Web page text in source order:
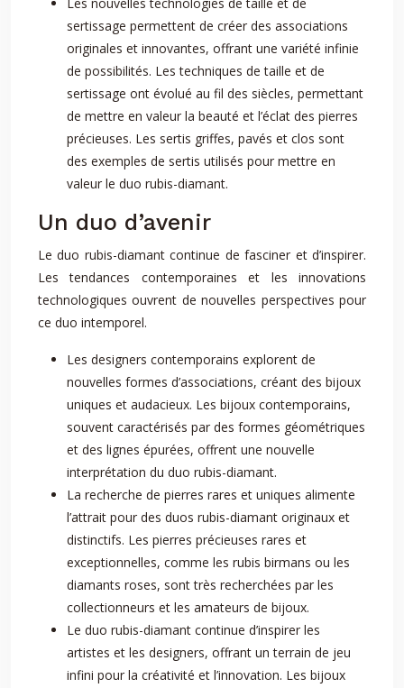
sertissage permettent de créer des associations
originales et innovantes, offrant une variété infinie
de possibilités. Les techniques de taille et de
sertissage ont évolué au fil des siècles, permettant
de mettre en valeur la beauté et l’éclat des pierres
précieuses. Les sertis griffes, pavés et clos sont
des exemples de sertis utilisés pour mettre en
valeur le duo rubis-diamant.
Un duo d’avenir
Le duo rubis-diamant continue de fasciner et d’inspirer.
Les tendances contemporaines et les innovations
technologiques ouvrent de nouvelles perspectives pour
ce duo intemporel.
Les designers contemporains explorent de
nouvelles formes d’associations, créant des bijoux
uniques et audacieux. Les bijoux contemporains,
souvent caractérisés par des formes géométriques
et des lignes épurées, offrent une nouvelle
interprétation du duo rubis-diamant.
La recherche de pierres rares et uniques alimente
l’attrait pour des duos rubis-diamant originaux et
distinctifs. Les pierres précieuses rares et
exceptionnelles, comme les rubis birmans ou les
diamants roses, sont très recherchées par les
collectionneurs et les amateurs de bijoux.
Le duo rubis-diamant continue d’inspirer les
artistes et les designers, offrant un terrain de jeu
infini pour la créativité et l’innovation. Les bijoux